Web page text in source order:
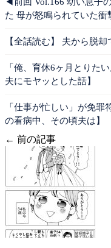
た 母が怒鳴られていた衝
【全話読む】 夫から脱却
「俺、育休6ヶ月とりた
夫にモヤッとした話】
「仕事が忙しい」が免
の看病中、その頃夫は】
← 前の記事